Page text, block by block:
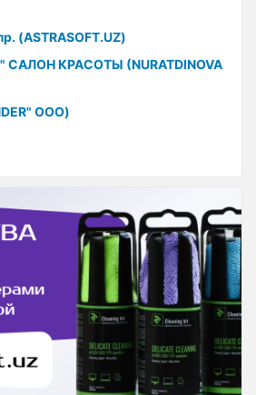
(ASTRASOFT.UZ)
САЛОН КРАСОТЫ (NURATDINOVA
ООО)